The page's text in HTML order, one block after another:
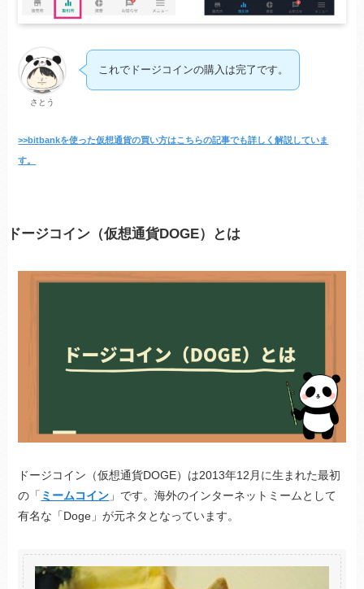
さとう
これでドージコインの購入は完了です。
>>bitbankを使った仮想通貨の買い方はこちらの記事でも詳しく解説していま
す。
ドージコイン（仮想通貨DOGE）とは
ドージコイン（仮想通貨DOGE）は2013年12月に生まれた最初
の「 ミームコイン 」です。海外のインターネットミームとして
有名な「Doge」が元ネタとなっています。